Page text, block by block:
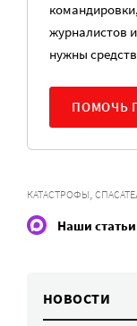
журналистов
нужны
ПОМОЧЬ
КАТАСТРОФЫ,
Наши
НОВОСТИ